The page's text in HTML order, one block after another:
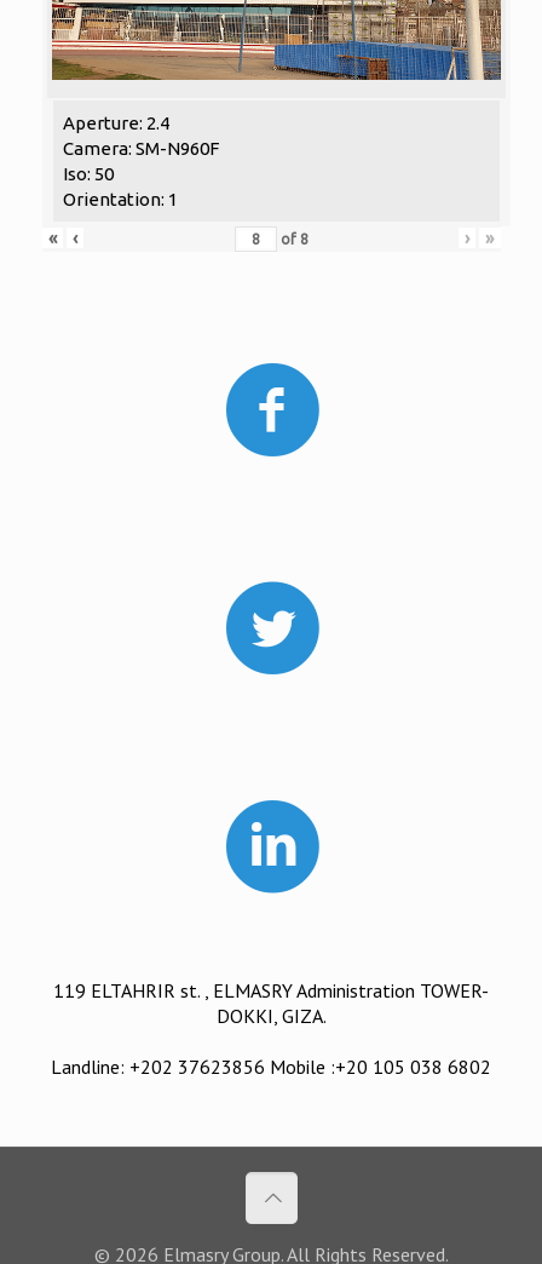
Aperture: 2.4
Camera: SM-N960F
Iso: 50
Orientation: 1
«
‹ of 8 › »
119 ELTAHRIR st. , ELMASRY Administration TOWER-
DOKKI, GIZA.
Landline: +202 37623856 Mobile :+20 105 038 6802
© 2026 Elmasry Group. All Rights Reserved.